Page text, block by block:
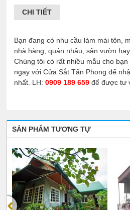
CHI TIẾT
Bạn đang có nhu cầu làm mái tôn,
nhà hàng, quán nhậu, sân vườn
Chúng tôi có rất nhiều mẫu cho
ngay với Cửa Sắt Tấn Phong để
nhất. LH:0909 189 659 để được tư
SẢN PHẨM TƯƠNG TỰ